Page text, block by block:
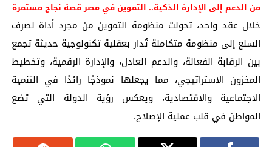
من الدعم إلى الإدارة الذكية.. التموين في مصر قصة نجاح مستمرة
خلال عقد واحد، تحولت منظومة التموين من مجرد أداة لصرف
السلع إلى منظومة متكاملة تُدار بعقلية تكنولوجية حديثة تجمع
بين الرقابة الفعالة، والدعم العادل، والإدارة الرقمية، وتخطيط
المخزون الاستراتيجي، مما يجعلها نموذجًا رائدًا في التنمية
الاجتماعية والاقتصادية، ويعكس رؤية الدولة التي تضع
المواطن في قلب عملية الإصلاح.